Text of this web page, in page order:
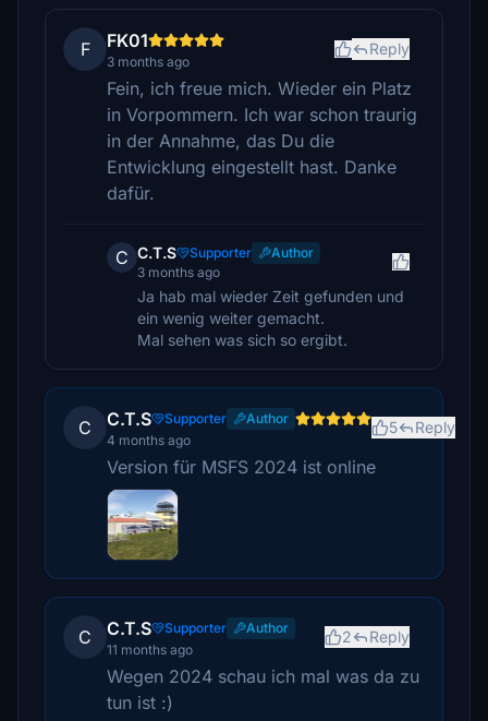
F FK01
3 months ago
Reply
Fein, ich freue mich. Wieder ein Platz
in Vorpommern. Ich war schon traurig
in der Annahme, das Du die
Entwicklung eingestellt hast. Danke
dafür.
C C.T.S Supporter
Author
3 months ago
Ja hab mal wieder Zeit gefunden und
ein wenig weiter gemacht.
Mal sehen was sich so ergibt.
C C.T.S Supporter
Author
4 months ago
5 Reply
Version für MSFS 2024 ist online
C C.T.S Supporter
Author
11 months ago
2 Reply
Wegen 2024 schau ich mal was da zu
tun ist :)